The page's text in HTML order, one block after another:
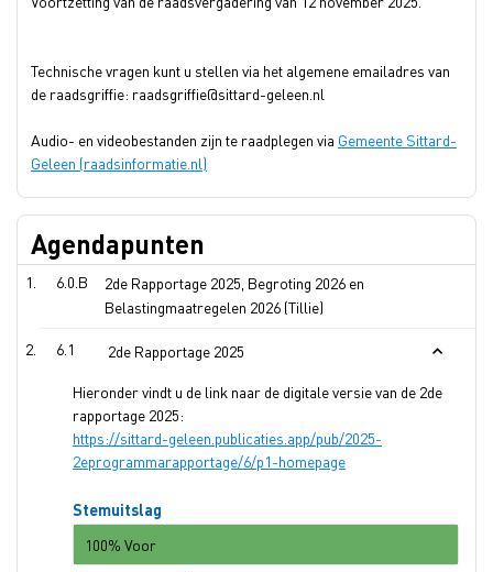
Technische vragen kunt u stellen via het algemene emailadres van
de raadsgriffie: raadsgriffie@sittard-geleen.nl
Audio- en videobestanden zijn te raadplegen via Gemeente Sittard-
Geleen (raadsinformatie.nl)
Agendapunten
6.0.B
2de Rapportage 2025, Begroting 2026 en
Belastingmaatregelen 2026 (Tillie)
6.1 2de Rapportage 2025
Hieronder vindt u de link naar de digitale versie van de 2de
rapportage 2025:
https://sittard-geleen.publicaties.app/pub/2025-
2eprogrammarapportage/6/p1-homepage
Stemuitslag
100% Voor